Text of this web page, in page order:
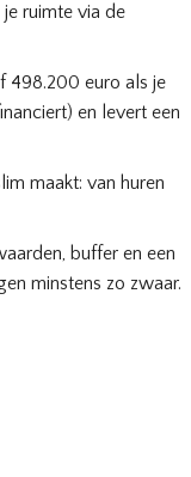
ruimte via de
498.200 euro als je
en levert een
maakt: van huren
buffer en een
minstens zo zwaar.